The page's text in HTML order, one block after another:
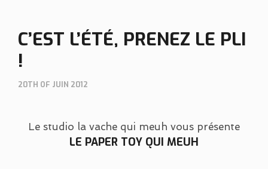
C’EST L’ÉTÉ, PRENEZ LE PLI
!
20TH OF JUIN 2012
Le studio la vache qui meuh vous présente
LE PAPER TOY QUI MEUH